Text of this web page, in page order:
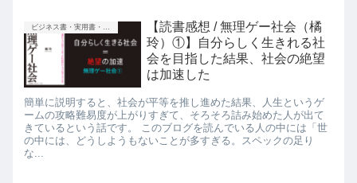
【読書感想 / 無理ゲー社会（橘
玲）①】自分らしく生きれる社
会を目指した結果、社会の絶望
は加速した
簡単に説明すると、社会が平等を推し進めた結果、人生というゲ
ームの攻略難易度が上がりすぎて、そろそろ詰み始めた人が出て
きているという話です。 このブログを読んでいる人の中には「世
の中には、どうしようもないことが多すぎる。スペックの足り
な...